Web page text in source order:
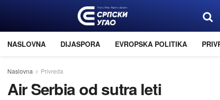
NASLOVNA DIJASPORA EVROPSKA POLITIKA
Naslovna Privreda
Air Serbia od sutra leti